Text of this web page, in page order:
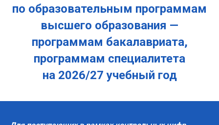
по образовательным программам
высшего образования —
программам бакалавриата,
программам специалитета
на 2026/27 учебный год